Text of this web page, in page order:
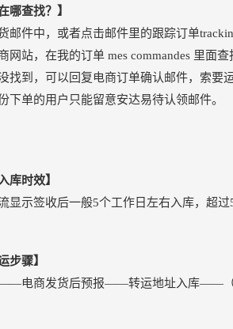
哪查找？】
邮件中，或者点击邮件里的跟踪订单
网站，在我的订单 mes commandes 里面查
找到，可以回复电商订单确认邮件，索要
下单的用户只能留意安达易待认领邮件。
库时效】
显示签收后一般5个工作日左右入库， 超过
步骤】
——电商发货后预报——转运地址入库——